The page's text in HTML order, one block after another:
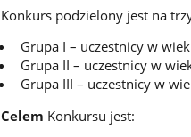
Konkurs podzielony jest na
Grupa I – uczestnicy w
Grupa II – uczestnicy w
Grupa III – uczestnicy w
Celem Konkursu jest: